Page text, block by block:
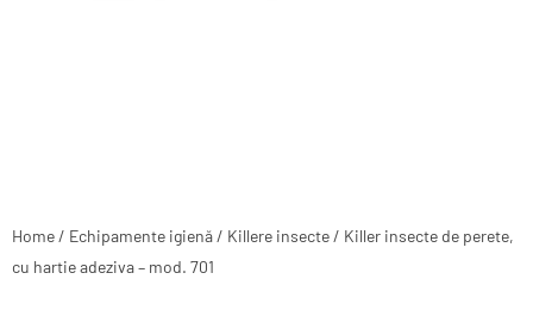
Home / Echipamente igienă / Killere insecte / Killer insecte de perete,
cu hartie adeziva – mod. 701